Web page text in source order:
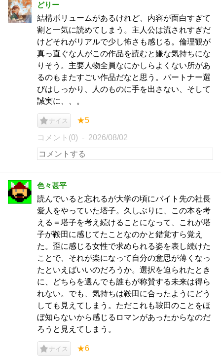
どりー
結構ボリュームがあるけれど、内容が面白すぎて
割と一気に読めてしまう。主人公は流されすぎだ
けどそれがリアルで少し怖さも感じる。倫理観が
真っ直ぐな人がこの作品を読むと嫌な気持ちにな
りそう。主要人物全員なにかしらよくない所があ
るのもまたすごい作品だなと思う。パートナー選
びはしっかり、人のものに手を出さない、そして
誠実に、、。
ナイス ★5
コメント(0) 2026/08/02
色々甚平
読んでいると忘れるが大学の頃にバイト先の社長
愛人をやっていた塔子。久しぶりに、この本を考
える＝塔子を考え続けることになって、これが塔
子が鞍田に感じてたことなのかと錯覚すら覚え
た。歪に感じる女性で求められる姿を表し続けた
ことで、それが楽になって自分の意思が薄くなっ
たといえばいいのだろうか。選択を迫られたとき
に、どちらを選んでも誰もが称賛する未来は得ら
れない。でも、気持ちは鞍田に合ったようにどう
しても見えてしまう。ただこれも鞍田のことをほ
ぼ知らないから感じるロマンがあったからなのだ
ろうと見えてしまう。
ナイス ★6